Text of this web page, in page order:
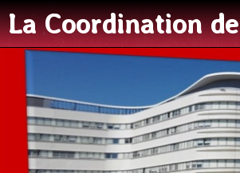
La Coordination